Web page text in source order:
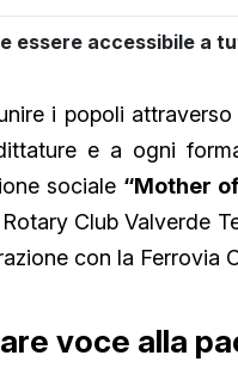
essere accessibile a
i popoli
e a ogni
sociale “Mother
Club Valverde
con la Ferrovia
voce alla